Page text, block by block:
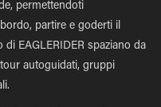
permettendoti
partire e goderti il
EAGLERIDER spaziano da
autoguidati, gruppi